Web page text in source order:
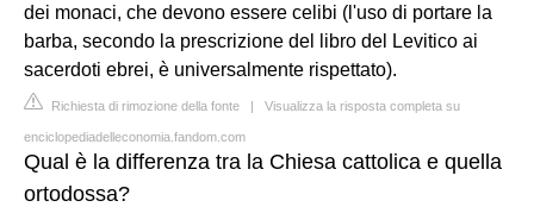
dei monaci, che devono essere celibi (l'uso di portare la
barba, secondo la prescrizione del libro del Levitico ai
sacerdoti ebrei, è universalmente rispettato).
Richiesta di rimozione della fonte | Visualizza la risposta completa su
enciclopediadelleconomia.fandom.com
Qual è la differenza tra la Chiesa cattolica e quella
ortodossa?